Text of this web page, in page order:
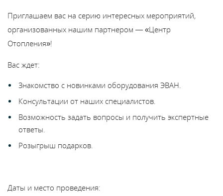
Найти
монтажника
Сотрудничество
Приглашаем вас на серию интересных мероприятий,
организованных нашим партнером — «Центр
Отопления»!
Вас ждет:
Знакомство с новинками оборудования ЭВАН.
Консультации от наших специалистов.
Возможность задать вопросы и получить экспертные
ответы.
Розыгрыш подарков.
Даты и место проведения: